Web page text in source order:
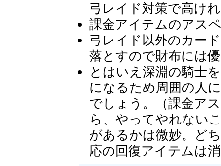
弓レイド対策で高け
課金アイテムのアス
弓レイド以外のカー
落とすので財布には
とはいえ深淵の騎士
になるため周囲の人
でしょう。（課金ア
ら、やってやれない
があるかは微妙。ど
応の回復アイテムは